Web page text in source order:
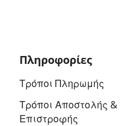
Πληροφορίες
Τρόποι Πληρωμής
Τρόποι Αποστολής &
Επιστροφής